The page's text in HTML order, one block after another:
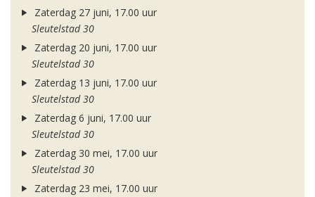
Zaterdag 27 juni, 17.00 uur
Sleutelstad 30
Zaterdag 20 juni, 17.00 uur
Sleutelstad 30
Zaterdag 13 juni, 17.00 uur
Sleutelstad 30
Zaterdag 6 juni, 17.00 uur
Sleutelstad 30
Zaterdag 30 mei, 17.00 uur
Sleutelstad 30
Zaterdag 23 mei, 17.00 uur